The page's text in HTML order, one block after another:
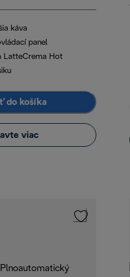
káva
panel
LatteCrema Hot
do košíka
viac